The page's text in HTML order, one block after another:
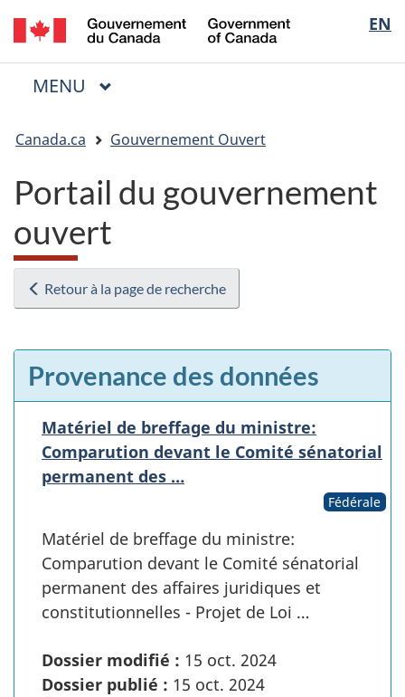
Passer
au
contenu
Passer
à
« Au
Passer
à
la
EN
of
Menu
MENU PRINCIPAL
êtes
ici
Canada.ca Gouvernement Ouvert
Portail du gouvernement
ouvert
Retour à la page de recherche
Provenance des données
Matériel de breffage du ministre:
Comparution devant le Comité sénatorial
permanent des …
Fédérale
Matériel de breffage du ministre:
Comparution devant le Comité sénatorial
permanent des affaires juridiques et
constitutionnelles - Projet de Loi …
Dossier modifié : 15 oct. 2024
Dossier publié : 15 oct. 2024